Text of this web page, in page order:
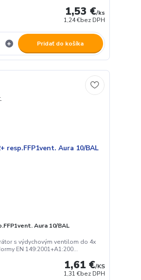
1,53 €/ks
1,24 €bez DPH
Pridať do košíka
Aura 10/BAL
s výdychovým ventilom do 4x
EN 149:2001+A1:200...
1,61 €/KS
1,31 €bez DPH